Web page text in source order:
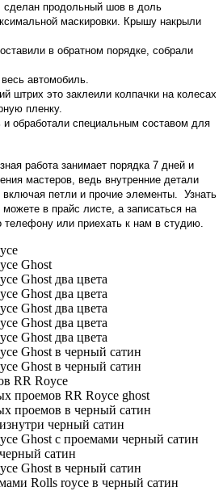
сделан продольный шов в доль
маскировки. Крышу накрыли
в обратном порядке, собрали
автомобиль.
штрих это заклеили колпачки на колесах
пленку.
обработали специальным составом для
работа занимает порядка 7 дней и
мастеров, ведь внутренние детали
петли и прочие элементы. Узнать
в прайс листе, а записаться на
или приехать к нам в студию.